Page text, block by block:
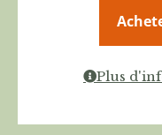
Plus